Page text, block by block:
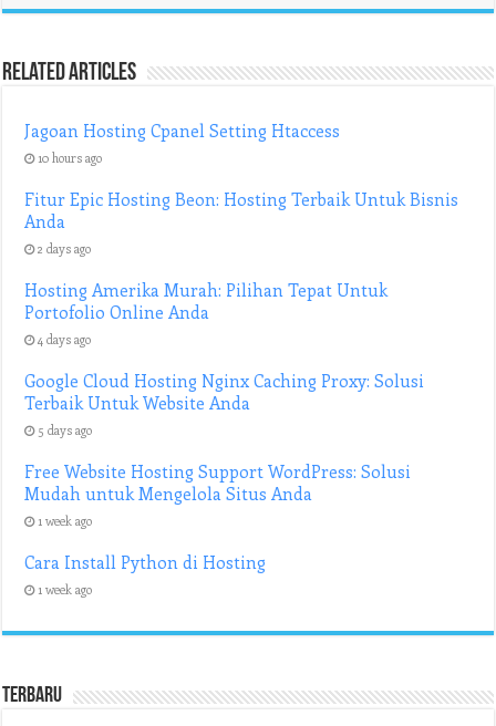
Related Articles
Jagoan Hosting Cpanel Setting Htaccess
10 hours ago
Fitur Epic Hosting Beon: Hosting Terbaik Untuk Bisnis
Anda
2 days ago
Hosting Amerika Murah: Pilihan Tepat Untuk
Portofolio Online Anda
4 days ago
Google Cloud Hosting Nginx Caching Proxy: Solusi
Terbaik Untuk Website Anda
5 days ago
Free Website Hosting Support WordPress: Solusi
Mudah untuk Mengelola Situs Anda
1 week ago
Cara Install Python di Hosting
1 week ago
Terbaru